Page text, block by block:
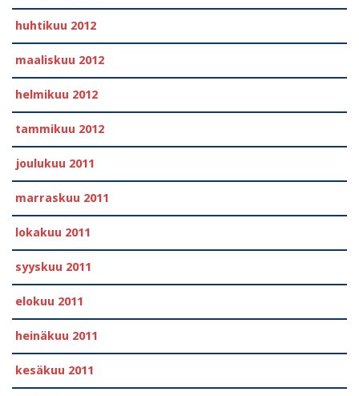
huhtikuu 2012
maaliskuu 2012
helmikuu 2012
tammikuu 2012
joulukuu 2011
marraskuu 2011
lokakuu 2011
syyskuu 2011
elokuu 2011
heinäkuu 2011
kesäkuu 2011